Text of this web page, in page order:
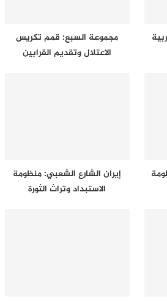
مجموعة السبع: قمم تكريس
الاعتلال وتقديم القرابين
إيران الشارع الشعبي: منظومة
الاستبداد وتراث الثورة